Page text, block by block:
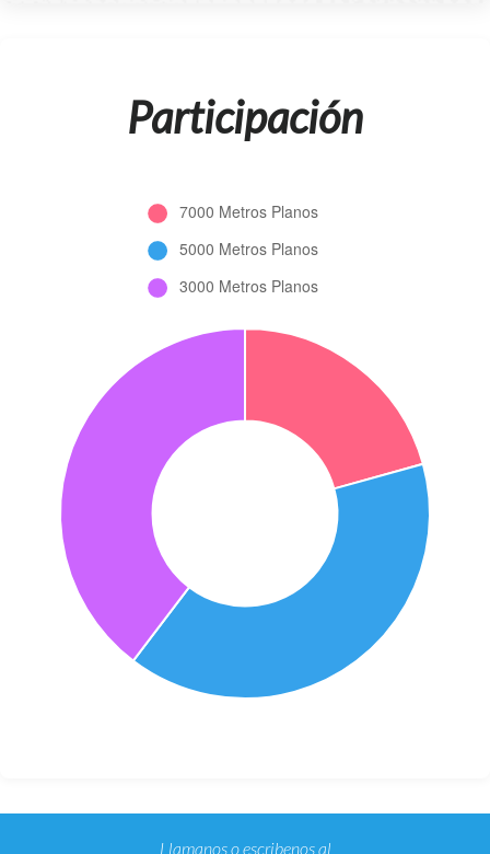
Participación
Llamanos o escribenos al